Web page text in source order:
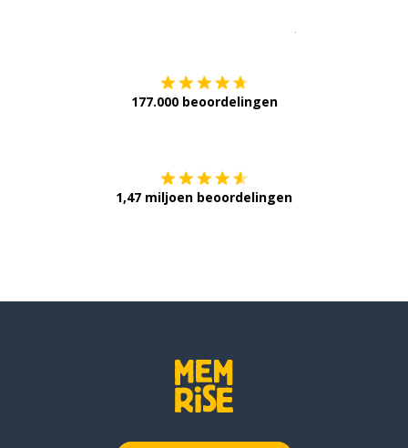
177.000 beoordelingen
1,47 miljoen beoordelingen